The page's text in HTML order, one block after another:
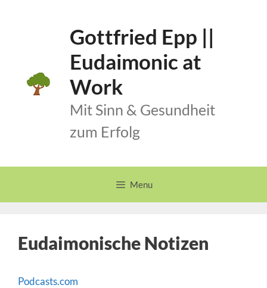
Gottfried Epp ||
Eudaimonic at
Work
Mit Sinn & Gesundheit
zum Erfolg
Menu
Eudaimonische Notizen
Podcasts.com